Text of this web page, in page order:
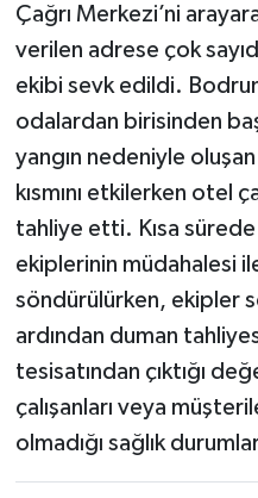
Çağrı Merkezi’ni
verilen adrese çok
ekibi sevk edildi.
odalardan birisinden
yangın nedeniyle
kısmını etkilerken otel
tahliye etti. Kısa
ekiplerinin müdahalesi
söndürülürken, ekipler
ardından duman
tesisatından çıktığı
çalışanları veya
olmadığı sağlık